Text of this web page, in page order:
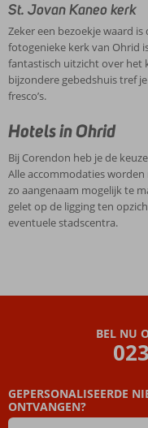
St. Jovan Kaneo kerk
Zeker een bezoekje waard is
fotogenieke kerk van Ohrid
fantastisch uitzicht over het
bijzondere gebedshuis tref
fresco’s.
Hotels in Ohrid
Bij Corendon heb je de
Alle accommodaties
zo aangenaam mogelijk te
gelet op de ligging ten
eventuele stadscentra.
BEL NU
GEPERSONALISEERDE
ONTVANGEN?